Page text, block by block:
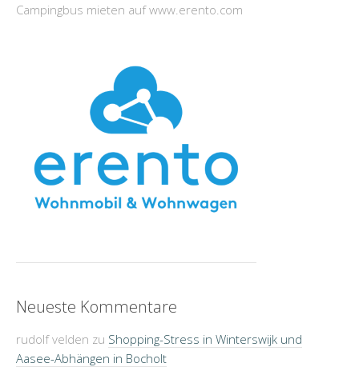
Campingbus mieten auf www.erento.com
Neueste Kommentare
rudolf velden zu Shopping-Stress in Winterswijk und
Aasee-Abhängen in Bocholt